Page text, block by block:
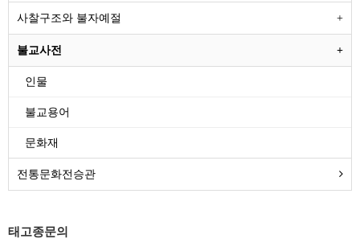
사찰구조와 불자예절
불교사전
인물
불교용어
문화재
전통문화전승관
태고종문의